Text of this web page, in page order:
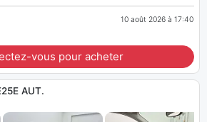
10 août 2026 à 17:40
vous pour acheter
AUT.